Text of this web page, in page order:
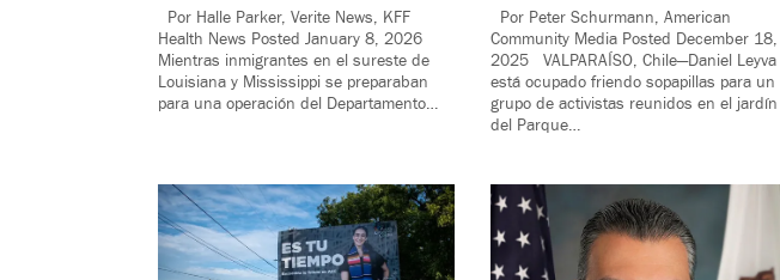
Por Halle Parker, Verite News, KFF
Health News Posted January 8, 2026
Mientras inmigrantes en el sureste de
Louisiana y Mississippi se preparaban
para una operación del Departamento…
Por Peter Schurmann, American
Community Media Posted December 18,
2025 VALPARAÍSO, Chile—Daniel Leyva
está ocupado friendo sopapillas para un
grupo de activistas reunidos en el jardín
del Parque…